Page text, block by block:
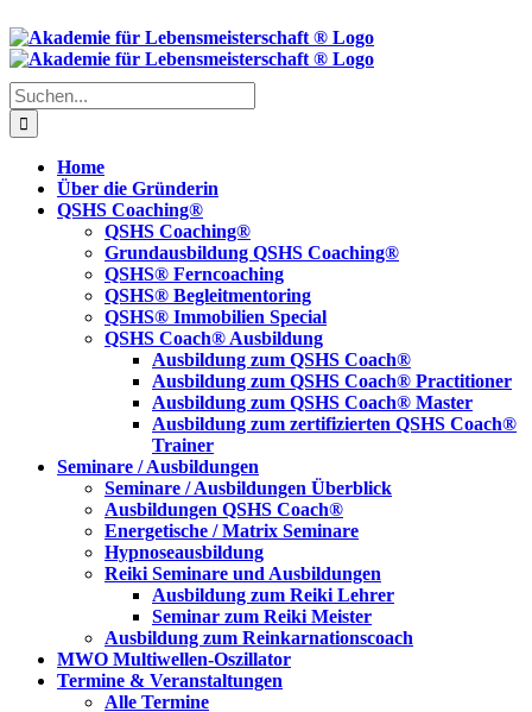
to
content
Suche
nach:
Home
Über die Gründerin
QSHS Coaching®
QSHS Coaching®
Grundausbildung QSHS Coaching®
QSHS® Ferncoaching
QSHS® Begleitmentoring
QSHS® Immobilien Special
QSHS Coach® Ausbildung
Ausbildung zum QSHS Coach®
Ausbildung zum QSHS Coach® Practitioner
Ausbildung zum QSHS Coach® Master
Ausbildung zum zertifizierten QSHS Coach®
Trainer
Seminare / Ausbildungen
Seminare / Ausbildungen Überblick
Ausbildungen QSHS Coach®
Energetische / Matrix Seminare
Hypnoseausbildung
Reiki Seminare und Ausbildungen
Ausbildung zum Reiki Lehrer
Seminar zum Reiki Meister
Ausbildung zum Reinkarnationscoach
MWO Multiwellen-Oszillator
Termine & Veranstaltungen
Alle Termine